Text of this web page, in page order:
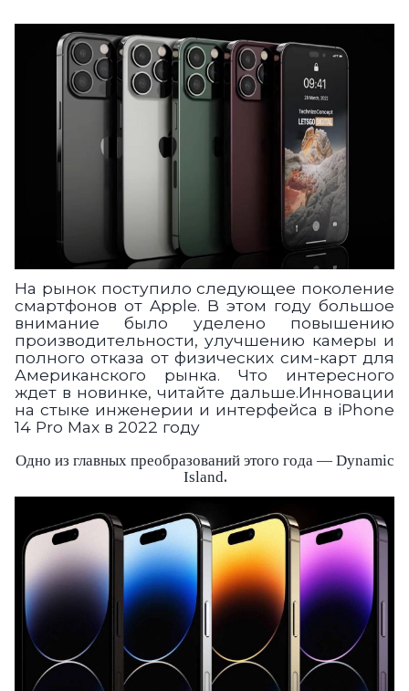
На рынок поступило следующее поколение
смартфонов от Apple. В этом году большое
внимание было уделено повышению
производительности, улучшению камеры и
полного отказа от физических сим-карт для
Американского рынка. Что интересного
ждет в новинке, читайте дальше.Инновации
на стыке инженерии и интерфейса в iPhone
14 Pro Max в 2022 году
Одно из главных преобразований этого года — Dynamic
Island.